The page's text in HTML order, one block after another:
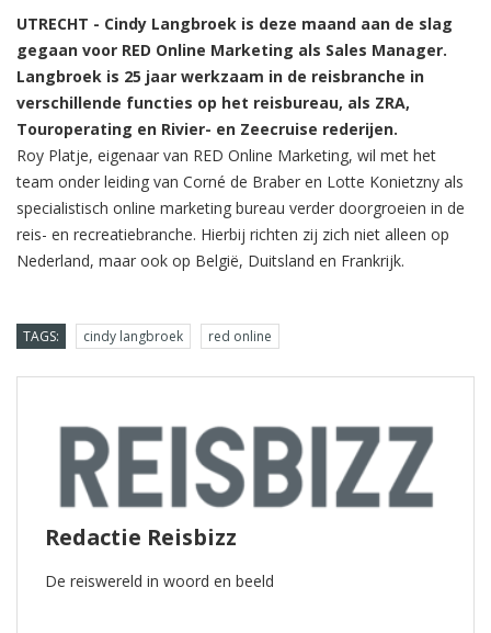
UTRECHT - Cindy Langbroek is deze maand aan de slag
gegaan voor RED Online Marketing als Sales Manager.
Langbroek is 25 jaar werkzaam in de reisbranche in
verschillende functies op het reisbureau, als ZRA,
Touroperating en Rivier- en Zeecruise rederijen.
Roy Platje, eigenaar van RED Online Marketing, wil met het
team onder leiding van Corné de Braber en Lotte Konietzny als
specialistisch online marketing bureau verder doorgroeien in de
reis- en recreatiebranche. Hierbij richten zij zich niet alleen op
Nederland, maar ook op België, Duitsland en Frankrijk.
TAGS: cindy langbroek red online
Redactie Reisbizz
De reiswereld in woord en beeld